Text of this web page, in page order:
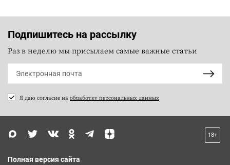
Подпишитесь на рассылку
Раз в неделю мы присылаем самые важные статьи
Я даю согласие на обработку персональных данных
18+
Полная версия сайта